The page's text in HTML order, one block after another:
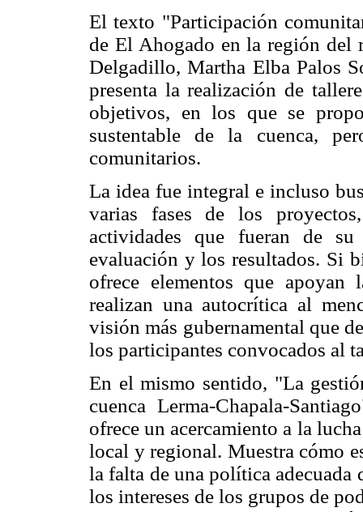
El texto "Participación
de El Ahogado en la región del
Delgadillo, Martha Elba Palos
presenta la realización de
objetivos, en los que se
sustentable de la cuenca,
comunitarios.
La idea fue integral e incluso
varias fases de los
actividades que fueran de
evaluación y los resultados. Si
ofrece elementos que
realizan una autocrítica al
visión más gubernamental que
los participantes convocados al
En el mismo sentido, "La
cuenca Lerma-Chapala-
ofrece un acercamiento a la
local y regional. Muestra cómo
la falta de una política adecuada
los intereses de los grupos de